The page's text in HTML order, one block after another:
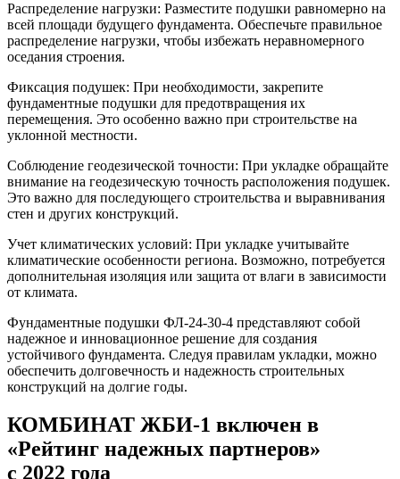
Распределение нагрузки: Разместите подушки равномерно на
всей площади будущего фундамента. Обеспечьте правильное
распределение нагрузки, чтобы избежать неравномерного
оседания строения.
Фиксация подушек: При необходимости, закрепите
фундаментные подушки для предотвращения их
перемещения. Это особенно важно при строительстве на
уклонной местности.
Соблюдение геодезической точности: При укладке обращайте
внимание на геодезическую точность расположения подушек.
Это важно для последующего строительства и выравнивания
стен и других конструкций.
Учет климатических условий: При укладке учитывайте
климатические особенности региона. Возможно, потребуется
дополнительная изоляция или защита от влаги в зависимости
от климата.
Фундаментные подушки ФЛ-24-30-4 представляют собой
надежное и инновационное решение для создания
устойчивого фундамента. Следуя правилам укладки, можно
обеспечить долговечность и надежность строительных
конструкций на долгие годы.
КОМБИНАТ ЖБИ-1 включен в
«Рейтинг надежных партнеров»
с 2022 года